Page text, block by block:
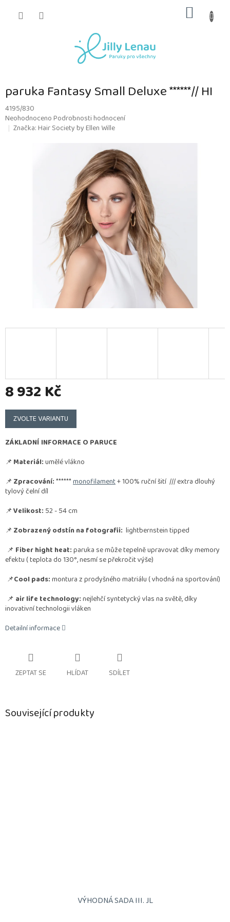
KOŠÍK
paruka Fantasy Small Deluxe ******// HI
4195/830
Průměrné
hodnocení
NeohodnocenoPodrobnosti hodnocení
Značka:Hair Society by Ellen Wille
8 932 Kč
Měrná
cena:
ZVOLTE VARIANTU
ZÁKLADNÍ INFORMACE O PARUCE
📌Materiál:umělé vlákno
📌Zpracování:******monofilament+ 100% ruční šití /// extra dlouhý
tylový čelní díl
📌Velikost: 52 - 54 cm
📌Zobrazený odstín na fotografii: lightbernstein tipped
📌 Fiber hight heat:paruka se může tepelně upravovat díky memory
efektu ( teplota do 130°, nesmí se překročit výše)
📌Cool pads:montura z prodyšného matriálu ( vhodná na sportování)
📌 air life technology:nejlehčí syntetycký vlas na světě, díky
inovativní technologii vláken
Detailní informace
ZEPTAT SE HLÍDAT SDÍLET
Související produkty
VÝHODNÁ SADA III. JL